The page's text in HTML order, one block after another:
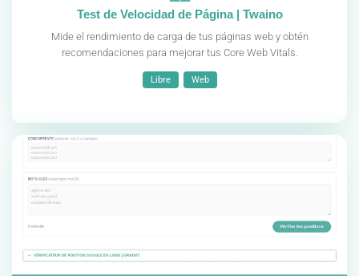
Test de Velocidad de Página | Twaino
Mide el rendimiento de carga de tus páginas web y obtén
recomendaciones para mejorar tus Core Web Vitals.
Libre Web